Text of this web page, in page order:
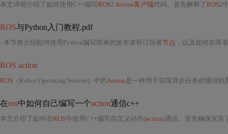
本文详细介绍了如何使用C++编写ROS2 Action客户端代码。首先解释了ROS2
ROS与Python入门教程.pdf
- 本节将介绍如何使用Python编写简单的发布者和订阅者节点 ，以及如何在两
ROS action
ROS （Robot Operating System）中的Action是一种用于实现异步任务的通信机
在ros中如何自己编写一个action通信c++
本文介绍了如何在ROS中使用C++编写自定义动作(action)通信。首先确保安装